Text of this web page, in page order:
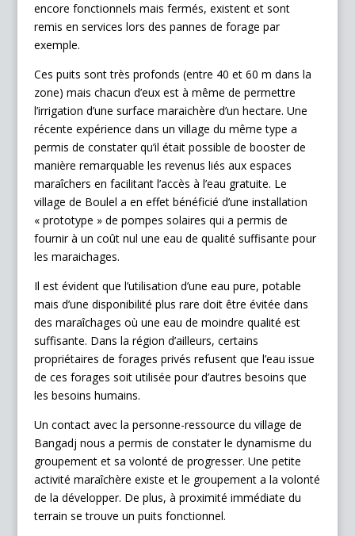
encore fonctionnels mais fermés, existent et sont
remis en services lors des pannes de forage par
exemple.
Ces puits sont très profonds (entre 40 et 60 m dans la
zone) mais chacun d’eux est à même de permettre
l’irrigation d’une surface maraichère d’un hectare. Une
récente expérience dans un village du même type a
permis de constater qu’il était possible de booster de
manière remarquable les revenus liés aux espaces
maraîchers en facilitant l’accès à l’eau gratuite. Le
village de Boulel a en effet bénéficié d’une installation
« prototype » de pompes solaires qui a permis de
fournir à un coût nul une eau de qualité suffisante pour
les maraichages.
Il est évident que l’utilisation d’une eau pure, potable
mais d’une disponibilité plus rare doit être évitée dans
des maraîchages où une eau de moindre qualité est
suffisante. Dans la région d’ailleurs, certains
propriétaires de forages privés refusent que l’eau issue
de ces forages soit utilisée pour d’autres besoins que
les besoins humains.
Un contact avec la personne-ressource du village de
Bangadj nous a permis de constater le dynamisme du
groupement et sa volonté de progresser. Une petite
activité maraîchère existe et le groupement a la volonté
de la développer. De plus, à proximité immédiate du
terrain se trouve un puits fonctionnel.